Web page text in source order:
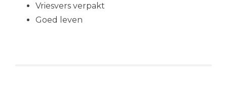
Vriesvers verpakt
Goed leven